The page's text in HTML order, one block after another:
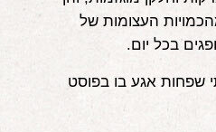
העצומות של
בכל יום.
שפחות אגע בו בפוסט